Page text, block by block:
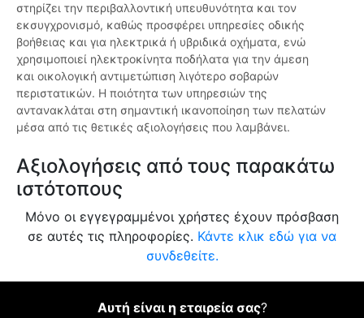
στηρίζει την περιβαλλοντική υπευθυνότητα και τον
εκσυγχρονισμό, καθώς προσφέρει υπηρεσίες οδικής
βοήθειας και για ηλεκτρικά ή υβριδικά οχήματα, ενώ
χρησιμοποιεί ηλεκτροκίνητα ποδήλατα για την άμεση
και οικολογική αντιμετώπιση λιγότερο σοβαρών
περιστατικών. Η ποιότητα των υπηρεσιών της
αντανακλάται στη σημαντική ικανοποίηση των πελατών
μέσα από τις θετικές αξιολογήσεις που λαμβάνει.
Αξιολογήσεις από τους παρακάτω
ιστότοπους
Μόνο οι εγγεγραμμένοι χρήστες έχουν πρόσβαση
σε αυτές τις πληροφορίες. Κάντε κλικ εδώ για να
συνδεθείτε.
Αυτή είναι η εταιρεία σας?